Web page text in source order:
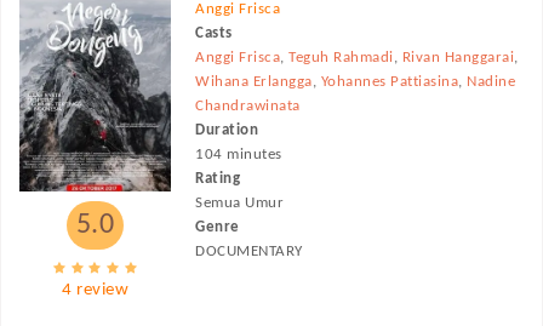
5.0
4 review
Anggi Frisca
Casts
Anggi Frisca,Teguh Rahmadi, Rivan Hanggarai,
Wihana Erlangga, Yohannes Pattiasina, Nadine
Chandrawinata
Duration
104 minutes
Rating
Semua Umur
Genre
DOCUMENTARY